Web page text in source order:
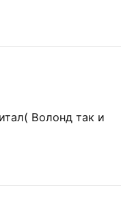
Волонд так и